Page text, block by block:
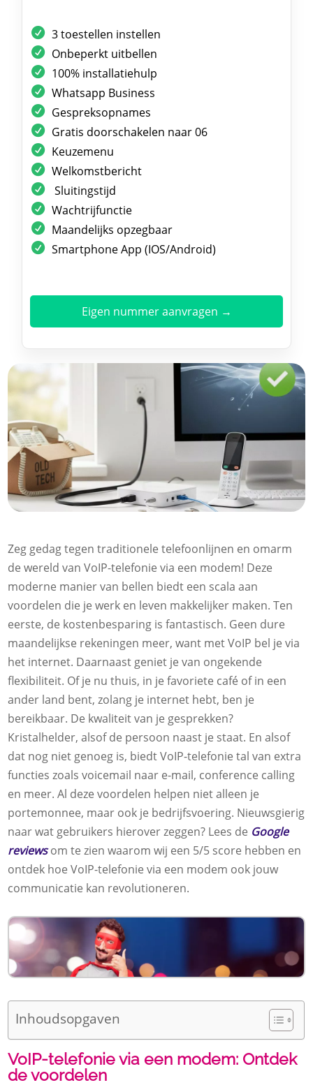
3 toestellen instellen
Onbeperkt uitbellen
100% installatiehulp
Whatsapp Business
Gespreksopnames
Gratis doorschakelen naar 06
Keuzemenu
Welkomstbericht
Sluitingstijd
Wachtrijfunctie
Maandelijks opzegbaar
Smartphone App (IOS/Android)
Eigen nummer aanvragen →
Zeg gedag tegen traditionele telefoonlijnen en omarm
de wereld van VoIP-telefonie via een modem! Deze
moderne manier van bellen biedt een scala aan
voordelen die je werk en leven makkelijker maken. Ten
eerste, de kostenbesparing is fantastisch. Geen dure
maandelijkse rekeningen meer, want met VoIP bel je via
het internet. Daarnaast geniet je van ongekende
flexibiliteit. Of je nu thuis, in je favoriete café of in een
ander land bent, zolang je internet hebt, ben je
bereikbaar. De kwaliteit van je gesprekken?
Kristalhelder, alsof de persoon naast je staat. En alsof
dat nog niet genoeg is, biedt VoIP-telefonie tal van extra
functies zoals voicemail naar e-mail, conference calling
en meer. Al deze voordelen helpen niet alleen je
portemonnee, maar ook je bedrijfsvoering. Nieuwsgierig
naar wat gebruikers hierover zeggen? Lees de Google
reviewsom te zien waarom wij een 5/5 score hebben en
ontdek hoe VoIP-telefonie via een modem ook jouw
communicatie kan revolutioneren.
Inhoudsopgaven
VoIP-telefonie via een modem: Ontdek
de voordelen